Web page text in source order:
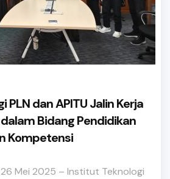
PLN dan APITU Jalin Kerja
Bidang Pendidikan
Kompetensi
Mei 2025 – Institut Teknologi